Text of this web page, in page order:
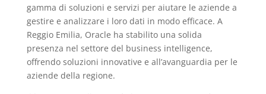
gamma di soluzioni e servizi per aiutare le aziende a
gestire e analizzare i loro dati in modo efficace. A
Reggio Emilia, Oracle ha stabilito una solida
presenza nel settore del business intelligence,
offrendo soluzioni innovative e all’avanguardia per le
aziende della regione.